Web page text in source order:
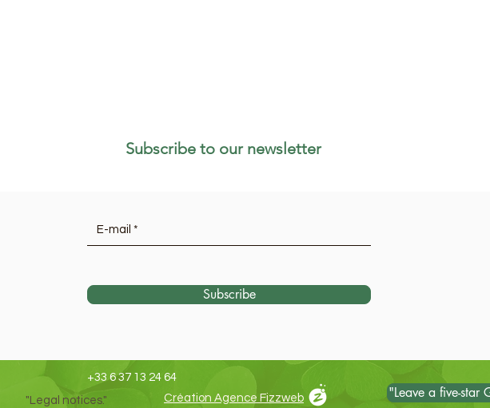
Subscribe to our newsletter
Subscribe
+33 6 37 13 24 64
"Legal notices."
Création Agence Fizzweb "Leave a five-star